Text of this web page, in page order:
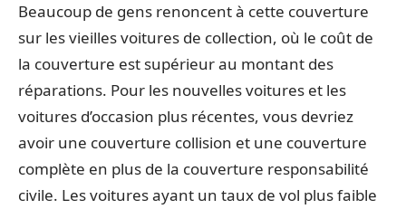
Beaucoup de gens renoncent à cette couverture
sur les vieilles voitures de collection, où le coût de
la couverture est supérieur au montant des
réparations. Pour les nouvelles voitures et les
voitures d’occasion plus récentes, vous devriez
avoir une couverture collision et une couverture
complète en plus de la couverture responsabilité
civile. Les voitures ayant un taux de vol plus faible